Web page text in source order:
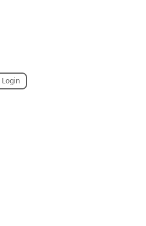
Login